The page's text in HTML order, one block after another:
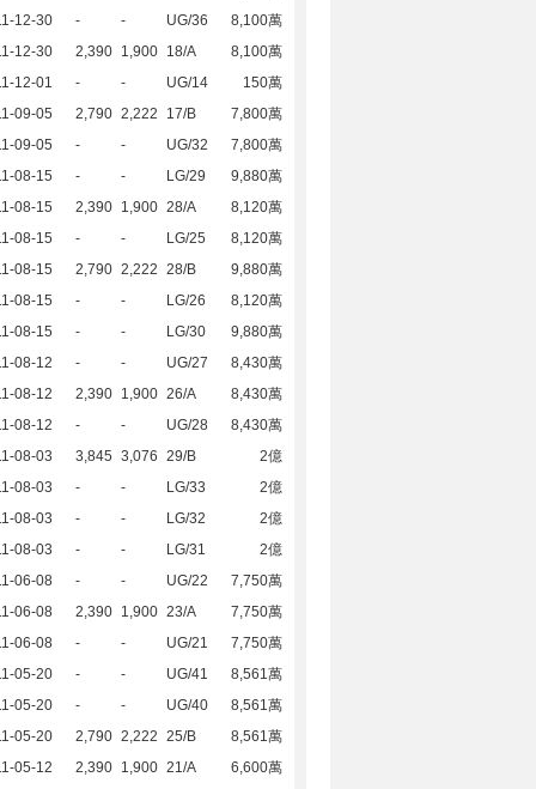
12-30
- - UG/36
8,100萬
12-30
2,390 1,900 18/A
8,100萬
12-01
- - UG/14
150萬
09-05
2,790 2,222 17/B
7,800萬
09-05
- - UG/32
7,800萬
08-15
- - LG/29
9,880萬
08-15
2,390 1,900 28/A
8,120萬
08-15
- - LG/25
8,120萬
08-15
2,790 2,222 28/B
9,880萬
08-15
- - LG/26
8,120萬
08-15
- - LG/30
9,880萬
08-12
- - UG/27
8,430萬
08-12
2,390 1,900 26/A
8,430萬
08-12
- - UG/28
8,430萬
08-03
3,845 3,076 29/B
2億
08-03
- - LG/33
2億
08-03
- - LG/32
2億
08-03
- - LG/31
2億
06-08
- - UG/22
7,750萬
06-08
2,390 1,900 23/A
7,750萬
06-08
- - UG/21
7,750萬
05-20
- - UG/41
8,561萬
05-20
- - UG/40
8,561萬
05-20
2,790 2,222 25/B
8,561萬
05-12
2,390 1,900 21/A 6,600萬